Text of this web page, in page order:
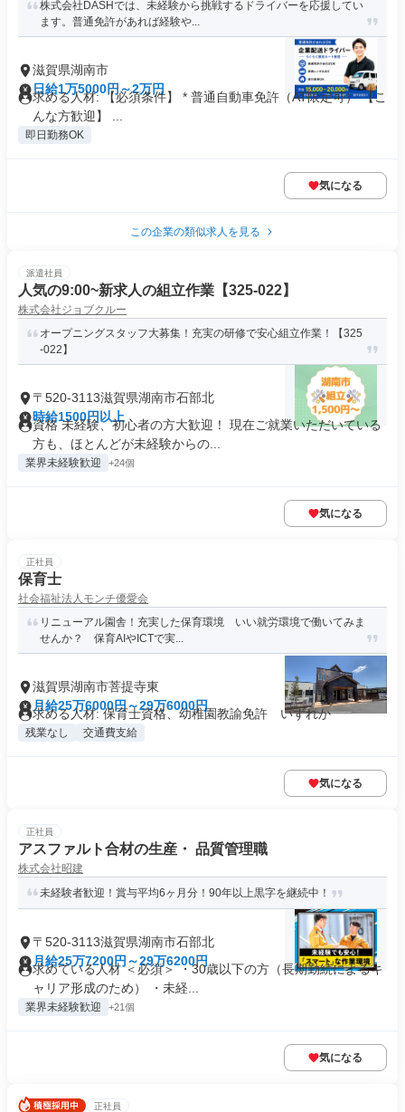
株式会社DASHでは、未経験から挑戦するドライバーを応援してい
ます。普通免許があれば経験や...
滋賀県湖南市
日給1万5000円～2万円
求める人材: 【必須条件】 * 普通自動車免許（AT限定可） 【こ
んな方歓迎】 ...
即日勤務OK
気になる
この企業の類似求人を見る
派遣社員
人気の9:00~新求人の組立作業【325-022】
株式会社ジョブクルー
オープニングスタッフ大募集！充実の研修で安心組立作業！【325
-022】
〒520-3113滋賀県湖南市石部北
時給1500円以上
資格 未経験、初心者の方大歓迎！ 現在ご就業いただいている
方も、ほとんどが未経験からの...
業界未経験歓迎 +24個
気になる
正社員
保育士
社会福祉法人モンチ優愛会
リニューアル園舎！充実した保育環境 いい就労環境で働いてみま
せんか？ 保育AIやICTで実...
滋賀県湖南市菩提寺東
月給25万6000円～29万6000円
求める人材: 保育士資格、幼稚園教諭免許 いずれか
残業なし 交通費支給
気になる
正社員
アスファルト合材の生産・ 品質管理職
株式会社昭建
未経験者歓迎！賞与平均6ヶ月分！90年以上黒字を継続中！
〒520-3113滋賀県湖南市石部北
月給25万7200円～29万6200円
求めている人材 ＜必須＞ ・30歳以下の方（長期勤続によるキ
ャリア形成のため） ・未経...
業界未経験歓迎 +21個
気になる
正社員